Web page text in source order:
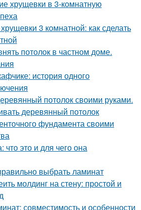
хрущевки в 3-комнатную
3 комнатной: как сделать
потолок в частном доме.
история одного
потолок своими руками.
деревянный потолок
фундамента своими
что это и для чего она
выбрать ламинат
молдинг на стену: простой и
совместимость и особенности